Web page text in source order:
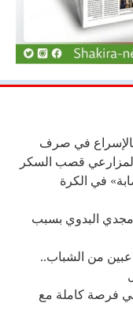
بالإسراع في صرف
لمزارعي قصب السكر
في الكرة
البدوي بسبب
يكشف أسباب استبعاد 4 لاعبين من الشباب..
فرصة كاملة مع